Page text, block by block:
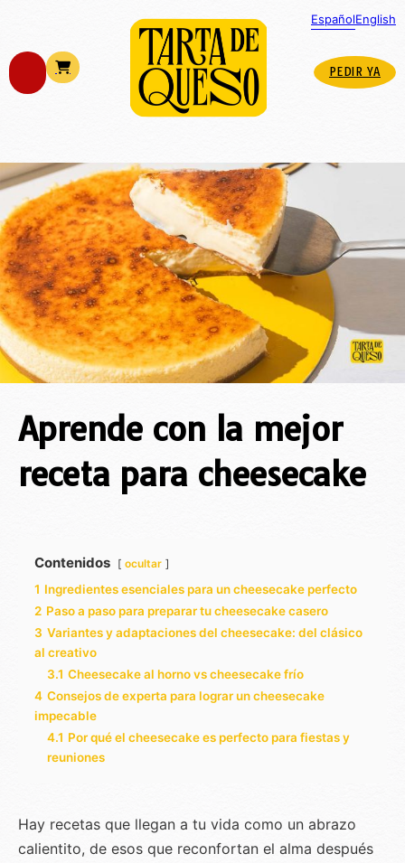
PEDIR YA
EspañolEnglish
Aprende con la mejor
receta para cheesecake
Contenidos ocultar
1 Ingredientes esenciales para un cheesecake perfecto
2 Paso a paso para preparar tu cheesecake casero
3 Variantes y adaptaciones del cheesecake: del clásico
al creativo
3.1 Cheesecake al horno vs cheesecake frío
4 Consejos de experta para lograr un cheesecake
impecable
4.1 Por qué el cheesecake es perfecto para fiestas y
reuniones
Hay recetas que llegan a tu vida como un abrazo
calientito, de esos que reconfortan el alma después